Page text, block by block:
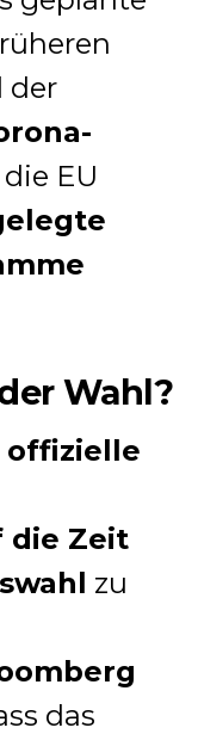
der
EU
Wahl?
offizielle
die Zeit
zu
das